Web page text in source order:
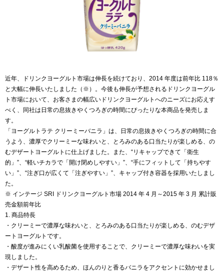
近年、ドリンクヨーグルト市場は伸長を続けており、2014 年度は前年比 118％
と大幅に伸長いたしました（※）。今後も伸長が予想されるドリンクヨーグル
ト市場において、お客さまの幅広いドリンクヨーグルトへのニーズにお応えす
べく、同社は日常の息抜きやくつろぎの時間にぴったりな本商品を発売しま
す。
「ヨーグルトラテ クリーミーバニラ」は、日常の息抜きやくつろぎの時間に合
うよう、濃厚でクリーミーな味わいと、とろみのある口当たりが楽しめる、の
むデザートヨーグルトに仕上げました。また、“リキャップできて「衛生
的」”、“軽いチカラで「開け閉めしやすい」”、“手にフィットして「持ちやす
い」”、“注ぎ口が広くて「注ぎやすい」”、キャップ付き容器を採用いたしまし
た。
※ インテージ SRI ドリンクヨーグルト市場 2014 年 4 月～2015 年 3 月 累計販
売金額前年比
1. 商品特長
・クリーミーで濃厚な味わいと、とろみのある口当たりが楽しめる、のむデザ
ートヨーグルトです。
・酸度が進みにくい乳酸菌を使用することで、クリーミーで濃厚な味わいを実
現しました。
・デザート性を高めるため、ほんのりと香るバニラをアクセントに効かせまし